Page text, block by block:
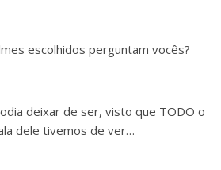
escolhidos perguntam vocês?
deixar de ser, visto que TODO o
dele tivemos de ver…